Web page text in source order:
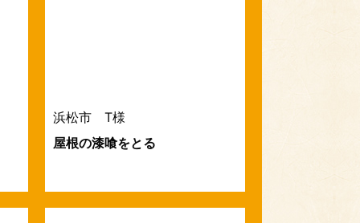
浜松市 T様
屋根の漆喰をとる